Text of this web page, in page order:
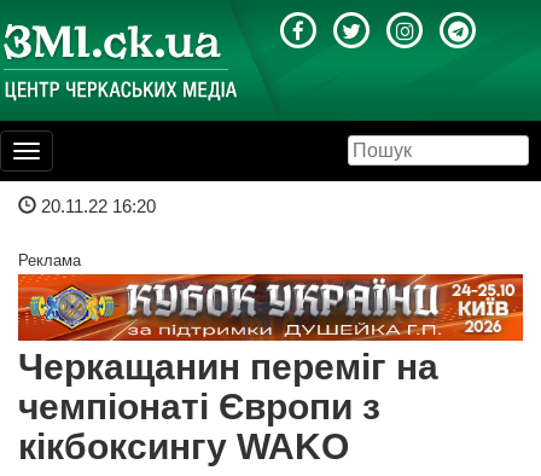
Toggle
navigation
20.11.22 16:20
Реклама
Черкащанин переміг на
чемпіонаті Європи з
кікбоксингу WAKO